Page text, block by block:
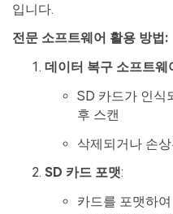
입니다.
전문 소프트웨어 활용 방법:
데이터 복구 소프트웨
SD 카드가 인식
후 스캔
삭제되거나 손
SD 카드 포맷:
카드를 포맷하